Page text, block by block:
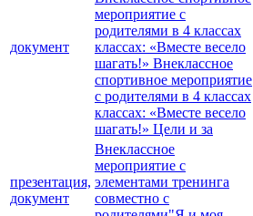
документ
мероприятие с
родителями в 4 классах
классах: «Вместе весело
шагать!» Внеклассное
спортивное мероприятие
с родителями в 4 классах
классах: «Вместе весело
шагать!» Цели и за
презентация,
документ
Внеклассное
мероприятие с
элементами тренинга
совместно с